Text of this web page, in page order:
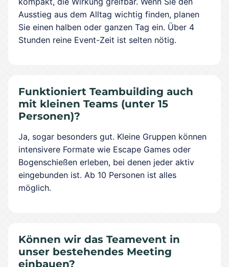
Ausstieg aus dem Alltag wichtig finden, planen
Sie einen halben oder ganzen Tag ein. Über 4
Stunden reine Event-Zeit ist selten nötig.
Funktioniert Teambuilding auch
mit kleinen Teams (unter 15
Personen)?
Ja, sogar besonders gut. Kleine Gruppen können
intensivere Formate wie Escape Games oder
Bogenschießen erleben, bei denen jeder aktiv
eingebunden ist. Ab 10 Personen ist alles
möglich.
Können wir das Teamevent in
unser bestehendes Meeting
einbauen?